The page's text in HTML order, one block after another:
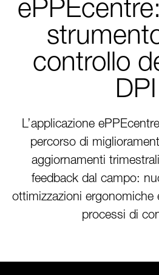
controllo
DPI
L’applicazione
percorso di
aggiornamenti
feedback dal campo:
ottimizzazioni ergonomiche
processi di